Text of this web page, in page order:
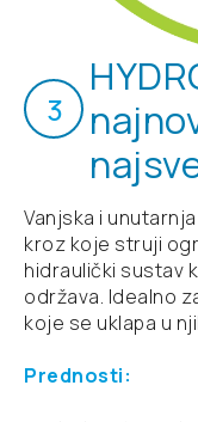
3
Vanjska i
kroz koje struji
hidraulički sustav
održava. Idealno
koje se uklapa u
Prednosti:
Funkcija
Višesmjerno
Funkcija
Opcionalno
Funkcija
WiFi /
glasovnom
Amazon
WiFi /
glasovnom
Amazon